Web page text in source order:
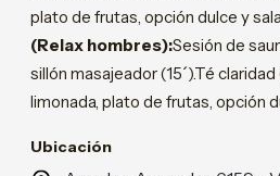
plato de frutas, opción dulce y
(Relax hombres):Sesión de
sillón masajeador (15´).Té
limonada, plato de frutas, opción
Ubicación